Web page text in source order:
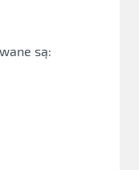
są: